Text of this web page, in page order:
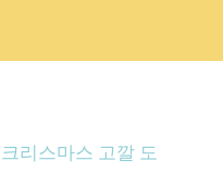
리스마스 고깔 도